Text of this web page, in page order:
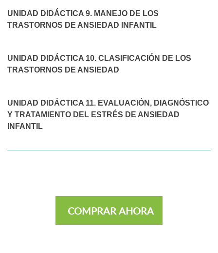
UNIDAD DIDÁCTICA 9. MANEJO DE LOS
TRASTORNOS DE ANSIEDAD INFANTIL
UNIDAD DIDÁCTICA 10. CLASIFICACIÓN DE LOS
TRASTORNOS DE ANSIEDAD
UNIDAD DIDÁCTICA 11. EVALUACIÓN, DIAGNÓSTICO
Y TRATAMIENTO DEL ESTRÉS DE ANSIEDAD
INFANTIL
COMPRAR AHORA